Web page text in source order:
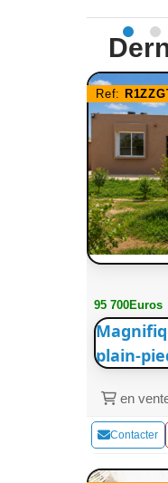
Ref:
95 700Euros
plain-
en
Contacter